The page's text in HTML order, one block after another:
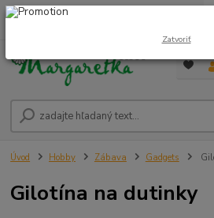
0948 236 042
Úvod Hobby Zábava Gadgets
Gilotína na dutinky
Zatvoriť